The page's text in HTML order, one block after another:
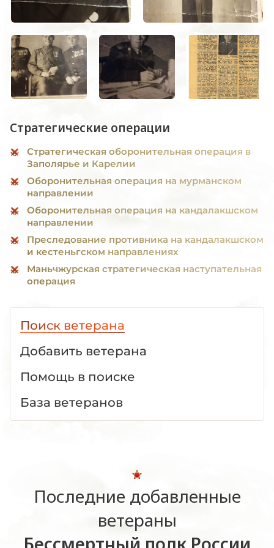
Стратегические операции
Стратегическая оборонительная операция в
Заполярье и Карелии
Оборонительная операция на мурманском
направлении
Оборонительная операция на кандалакшском
направлении
Преследование противника на кандалакшском
и кестеньгском направлениях
Маньчжурская стратегическая наступательная
операция
Поиск ветерана
Добавить ветерана
Помощь в поиске
База ветеранов
Последние добавленные
ветераны